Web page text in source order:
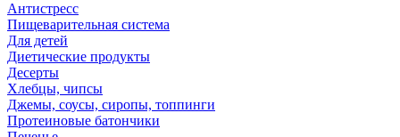
Антистресс
Пищеварительная система
Для детей
Диетические продукты
Десерты
Хлебцы, чипсы
Джемы, соусы, сиропы, топпинги
Протеиновые батончики